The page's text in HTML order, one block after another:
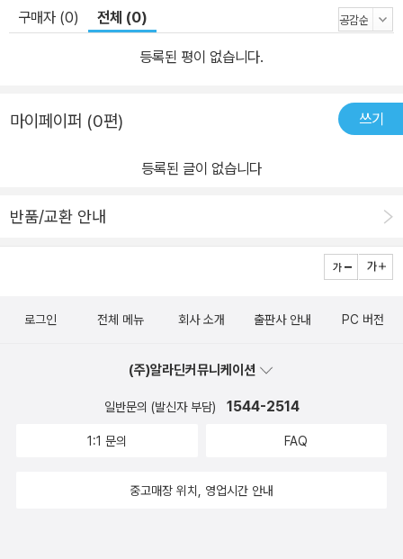
구매자 (0) 전체 (0)
등록된 평이 없습니다.
마이페이퍼 (0편) 쓰기
등록된 글이 없습니다
반품/교환 안내
로그인 전체 메뉴 회사 소개 출판사 안내 PC 버전
(주)알라딘커뮤니케이션
일반문의 (발신자 부담) 1544-2514
1:1 문의 FAQ
중고매장 위치, 영업시간 안내